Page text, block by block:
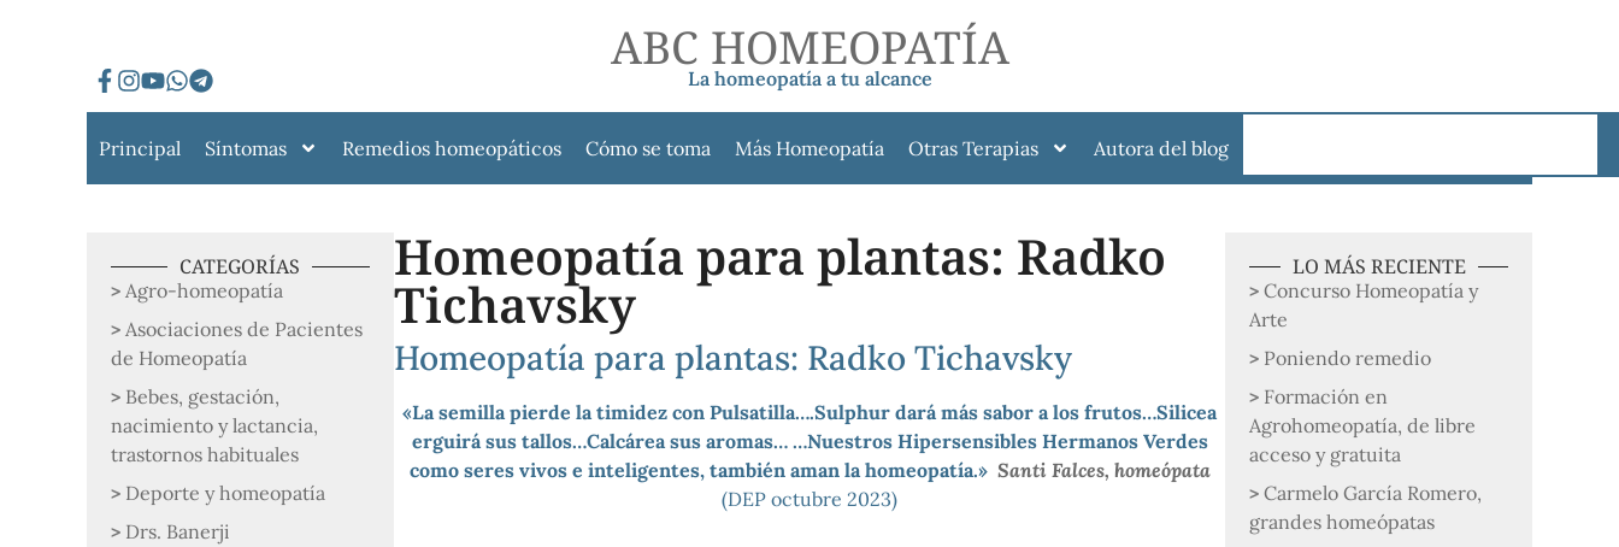
ABC HOMEOPATÍA
La homeopatía a tu alcance
Principal Síntomas Remedios homeopáticos Cómo se toma Más Homeopatía Otras Terapias Autora del blog
CATEGORÍAS
Agro-homeopatía
Asociaciones de Pacientes
de Homeopatía
Bebes, gestación,
nacimiento y lactancia,
trastornos habituales
Deporte y homeopatía
Drs. Banerji
Homeopatía para plantas: Radko
Tichavsky
Homeopatía para plantas: Radko Tichavsky
«La semilla pierde la timidez con Pulsatilla….Sulphur dará más sabor a los frutos…Silicea
erguirá sus tallos…Calcárea sus aromas… …Nuestros Hipersensibles Hermanos Verdes
como seres vivos e inteligentes, también aman la homeopatía.» Santi Falces, homeópata
(DEP octubre 2023)
LO MÁS RECIENTE
Concurso Homeopatía y
Arte
Poniendo remedio
Formación en
Agrohomeopatía, de libre
acceso y gratuita
Carmelo García Romero,
grandes homeópatas